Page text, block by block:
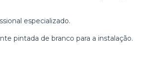
especializado.
pintada de branco para a instalação.